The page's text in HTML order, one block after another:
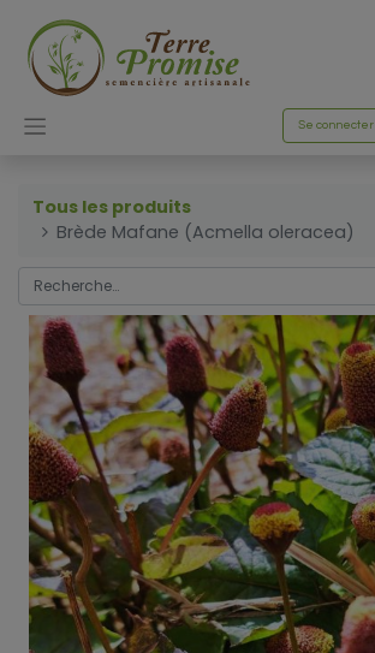
Se connecter
Tous les produits
Brède Mafane (Acmella oleracea)